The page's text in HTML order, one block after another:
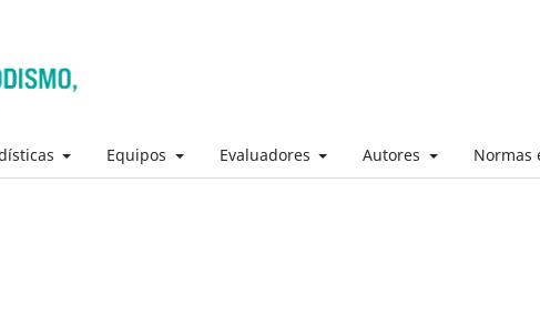
Equipos Evaluadores Autores Normas